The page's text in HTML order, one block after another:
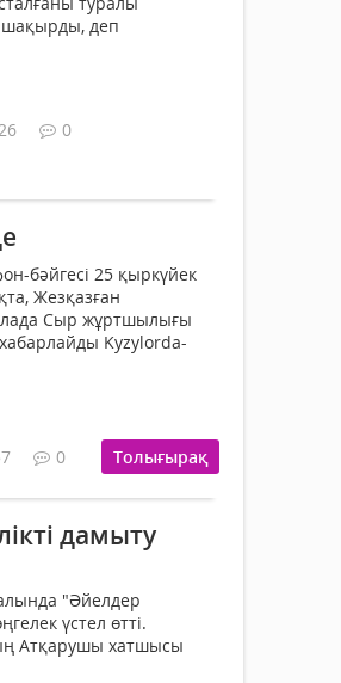
шақырды, деп
0
бәйгесі 25 қыркүйек
Жезқазған
Сыр жұртшылығы
Kyzylorda-
0 Толығырақ
дамыту
"Әйелдер
үстел өтті.
Атқарушы хатшысы